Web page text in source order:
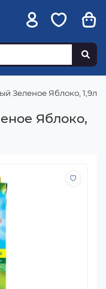
Зеленое Яблоко, 1,9л
Яблоко,